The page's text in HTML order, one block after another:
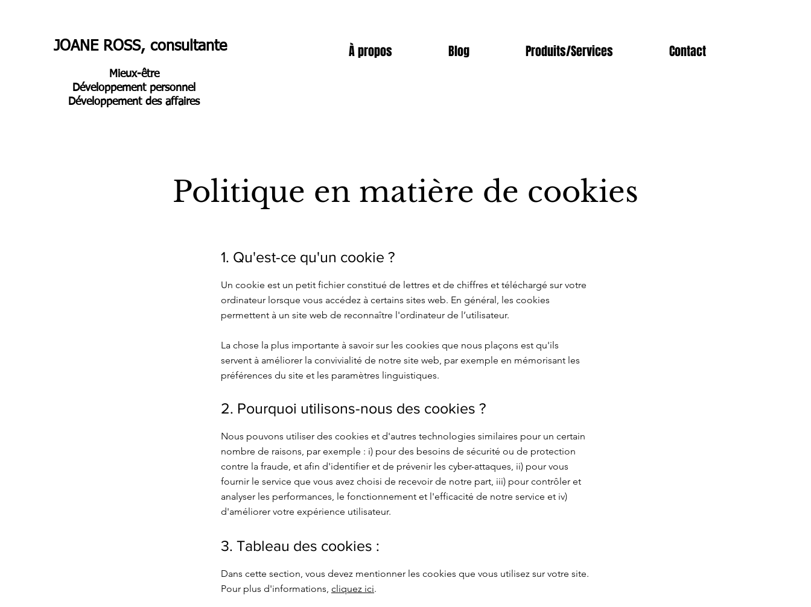
JOANE ROSS, consultante
Mieux-être
Développement personnel
Développement des affaires
À propos Blog Produits/Services Contact
Politique en matière de cookies
1. Qu'est-ce qu'un cookie ?
Un cookie est un petit fichier constitué de lettres et de chiffres et téléchargé sur votre
ordinateur lorsque vous accédez à certains sites web. En général, les cookies
permettent à un site web de reconnaître l'ordinateur de l’utilisateur.
La chose la plus importante à savoir sur les cookies que nous plaçons est qu'ils
servent à améliorer la convivialité de notre site web, par exemple en mémorisant les
préférences du site et les paramètres linguistiques.
2. Pourquoi utilisons-nous des cookies ?
Nous pouvons utiliser des cookies et d'autres technologies similaires pour un certain
nombre de raisons, par exemple : i) pour des besoins de sécurité ou de protection
contre la fraude, et afin d'identifier et de prévenir les cyber-attaques, ii) pour vous
fournir le service que vous avez choisi de recevoir de notre part, iii) pour contrôler et
analyser les performances, le fonctionnement et l'efficacité de notre service et iv)
d'améliorer votre expérience utilisateur.
3. Tableau des cookies :
Dans cette section, vous devez mentionner les cookies que vous utilisez sur votre site.
Pour plus d'informations, cliquez ici.